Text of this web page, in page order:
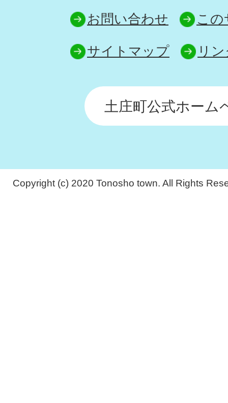
お問い合わせ こ
サイトマップ リ
土庄町公式ホーム
Copyright (c) 2020 Tonosho town. All Rights